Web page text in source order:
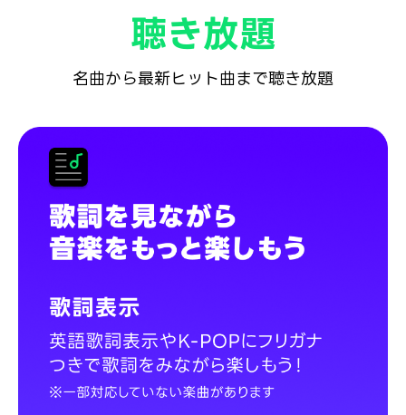
聴き放題
名曲から最新ヒット曲まで聴き放題